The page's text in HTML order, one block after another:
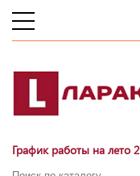
График работы на лето